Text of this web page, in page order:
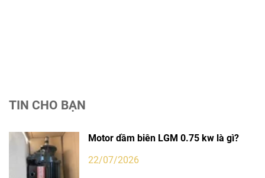
TIN CHO BẠN
Motor dầm biên LGM 0.75 kw là gì?
22/07/2026